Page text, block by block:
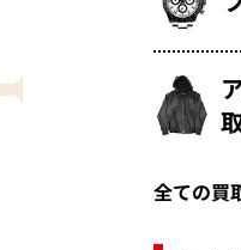
全ての買